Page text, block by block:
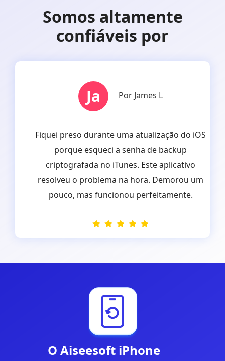
Somos altamente
confiáveis ​​por
Ja Por James L
Fiquei preso durante uma atualização do iOS
porque esqueci a senha de backup
criptografada no iTunes. Este aplicativo
resolveu o problema na hora. Demorou um
pouco, mas funcionou perfeitamente.
O Aiseesoft iPhone